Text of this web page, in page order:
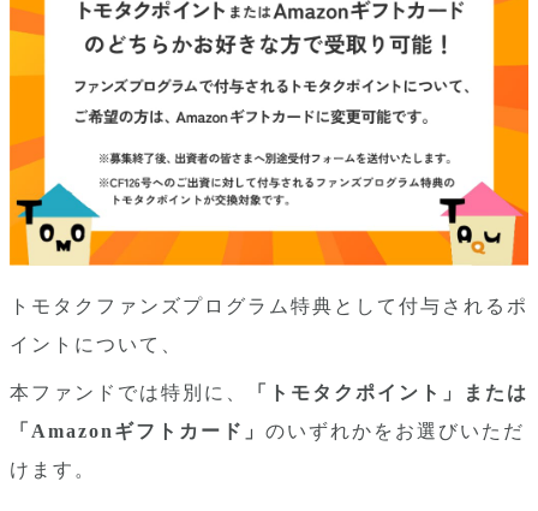
トモタクファンズプログラム特典として付与されるポ
イントについて、
本ファンドでは特別に、
「トモタクポイント」または
「Amazonギフトカード」 のいずれかをお選びいただ
けます。